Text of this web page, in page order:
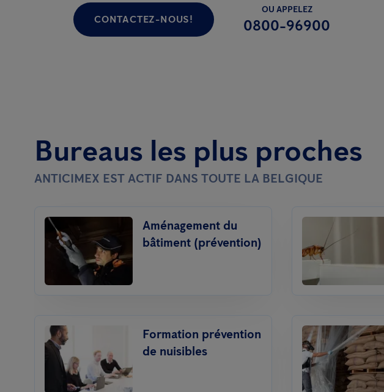
CONTACTEZ-NOUS!
OU APPELEZ
0800-96900
Bureaus les plus proches
ANTICIMEX EST ACTIF DANS TOUTE LA BELGIQUE
Aménagement du
bâtiment (prévention)
Formation prévention
de nuisibles